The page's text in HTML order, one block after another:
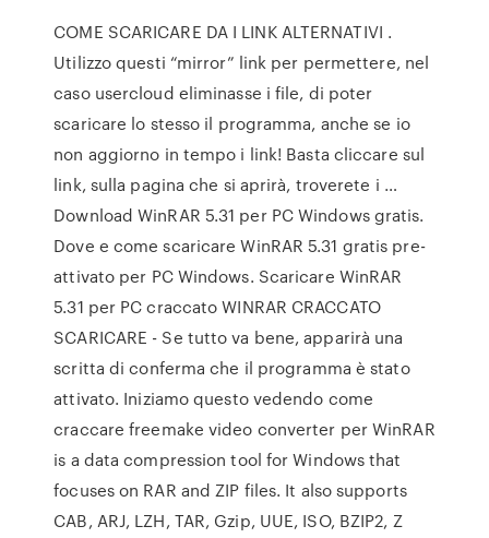
COME SCARICARE DA I LINK ALTERNATIVI .
Utilizzo questi “mirror” link per permettere, nel
caso usercloud eliminasse i file, di poter
scaricare lo stesso il programma, anche se io
non aggiorno in tempo i link! Basta cliccare sul
link, sulla pagina che si aprirà, troverete i …
Download WinRAR 5.31 per PC Windows gratis.
Dove e come scaricare WinRAR 5.31 gratis pre-
attivato per PC Windows. Scaricare WinRAR
5.31 per PC craccato WINRAR CRACCATO
SCARICARE - Se tutto va bene, apparirà una
scritta di conferma che il programma è stato
attivato. Iniziamo questo vedendo come
craccare freemake video converter per WinRAR
is a data compression tool for Windows that
focuses on RAR and ZIP files. It also supports
CAB, ARJ, LZH, TAR, Gzip, UUE, ISO, BZIP2, Z